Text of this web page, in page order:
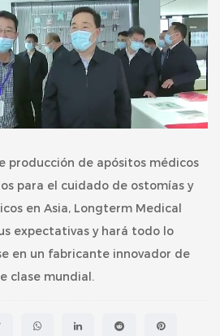
producción de apósitos médicos
para el cuidado de ostomías y
en Asia, Longterm Medical
expectativas y hará todo lo
en un fabricante innovador de
clase mundial.